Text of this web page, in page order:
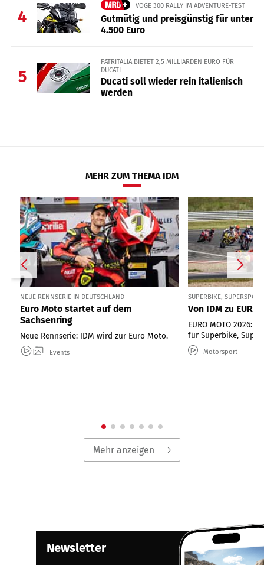
4
VOGE 300 RALLY IM ADVENTURE-TEST
Gutmütig und preisgünstig für unter
4.500 Euro
5
PATRITALIA BIETET 2,5 MILLIARDEN EURO FÜR
DUCATI
Ducati soll wieder rein italienisch
werden
MEHR ZUM THEMA IDM
NEUE RENNSERIE IN DEUTSCHLAND
Euro Moto startet auf dem
Sachsenring
Neue Rennserie: IDM wird zur Euro Moto.
Events
SUPERBIKE,
Von IDM zu EURO
EURO MOTO 2026:
für Superbike,
Motorsport
Mehr anzeigen
Newsletter